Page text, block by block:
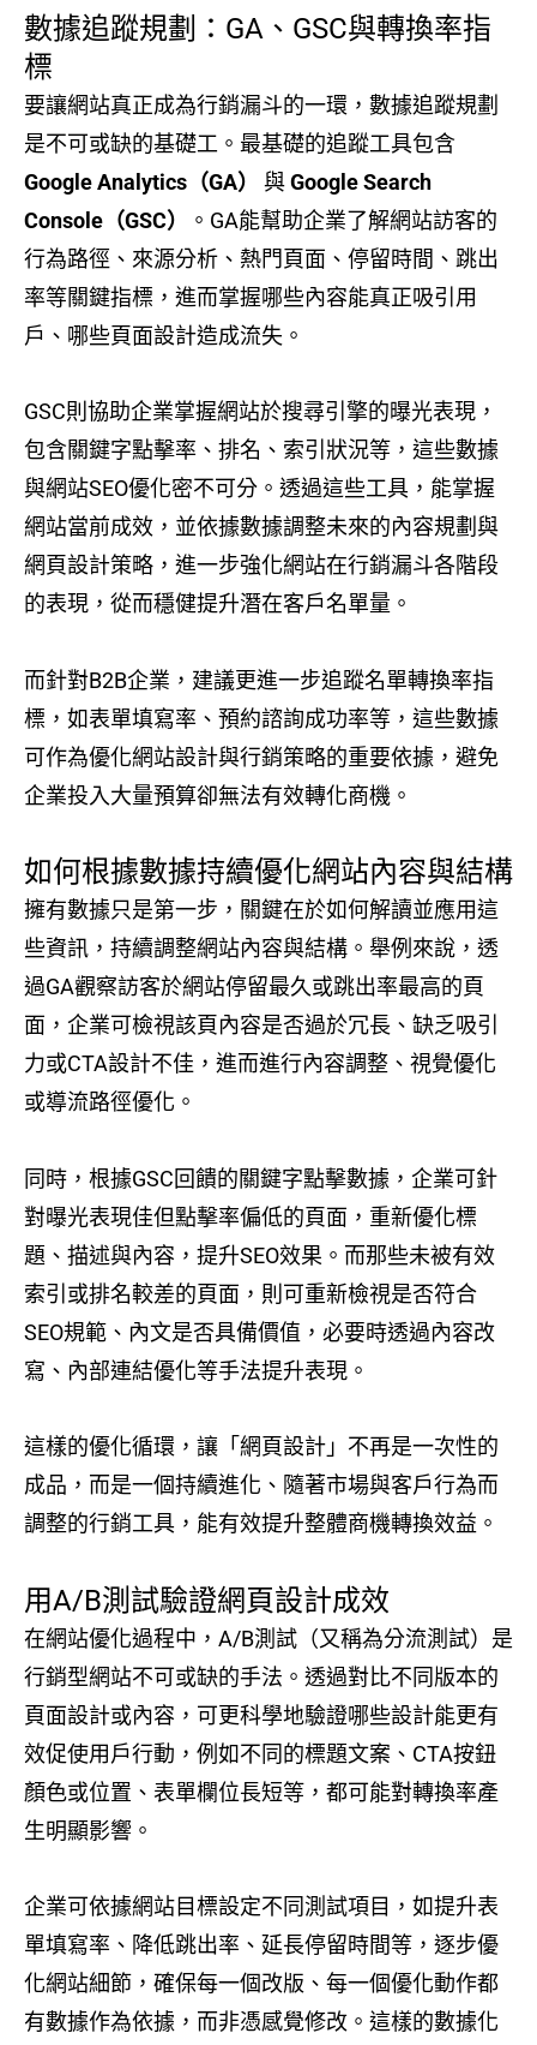
數據追蹤規劃：GA、GSC與轉換率指
標
要讓網站真正成為行銷漏斗的一環，數據追蹤規劃
是不可或缺的基礎工。最基礎的追蹤工具包含
Google Analytics（GA）
與Google Search
Console（GSC）
。GA能幫助企業了解網站訪客的
行為路徑、來源分析、熱門頁面、停留時間、跳出
率等關鍵指標，進而掌握哪些內容能真正吸引用
戶、哪些頁面設計造成流失。
GSC則協助企業掌握網站於搜尋引擎的曝光表現，
包含關鍵字點擊率、排名、索引狀況等，這些數據
與網站SEO優化密不可分。透過這些工具，能掌握
網站當前成效，並依據數據調整未來的內容規劃與
網頁設計策略，進一步強化網站在行銷漏斗各階段
的表現，從而穩健提升潛在客戶名單量。
而針對B2B企業，建議更進一步追蹤名單轉換率指
標，如表單填寫率、預約諮詢成功率等，這些數據
可作為優化網站設計與行銷策略的重要依據，避免
企業投入大量預算卻無法有效轉化商機。
如何根據數據持續優化網站內容與結構
擁有數據只是第一步，關鍵在於如何解讀並應用這
些資訊，持續調整網站內容與結構。舉例來說，透
過GA觀察訪客於網站停留最久或跳出率最高的頁
面，企業可檢視該頁內容是否過於冗長、缺乏吸引
力或CTA設計不佳，進而進行內容調整、視覺優化
或導流路徑優化。
同時，根據GSC回饋的關鍵字點擊數據，企業可針
對曝光表現佳但點擊率偏低的頁面，重新優化標
題、描述與內容，提升SEO效果。而那些未被有效
索引或排名較差的頁面，則可重新檢視是否符合
SEO規範、內文是否具備價值，必要時透過內容改
寫、內部連結優化等手法提升表現。
這樣的優化循環，讓「網頁設計」不再是一次性的
成品，而是一個持續進化、隨著市場與客戶行為而
調整的行銷工具，能有效提升整體商機轉換效益。
用A/B測試驗證網頁設計成效
在網站優化過程中，A/B測試（又稱為分流測試）是
行銷型網站不可或缺的手法。透過對比不同版本的
頁面設計或內容，可更科學地驗證哪些設計能更有
效促使用戶行動，例如不同的標題文案、CTA按鈕
顏色或位置、表單欄位長短等，都可能對轉換率產
生明顯影響。
企業可依據網站目標設定不同測試項目，如提升表
單填寫率、降低跳出率、延長停留時間等，逐步優
化網站細節，確保每一個改版、每一個優化動作都
有數據作為依據，而非憑感覺修改。這樣的數據化